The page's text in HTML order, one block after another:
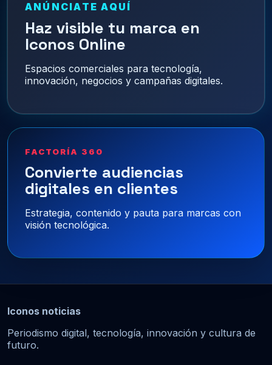
ANÚNCIATE AQUÍ
Haz visible tu marca en
Iconos Online
Espacios comerciales para tecnología,
innovación, negocios y campañas digitales.
FACTORÍA 360
Convierte audiencias
digitales en clientes
Estrategia, contenido y pauta para marcas con
visión tecnológica.
Iconos noticias
Periodismo digital, tecnología, innovación y cultura de
futuro.